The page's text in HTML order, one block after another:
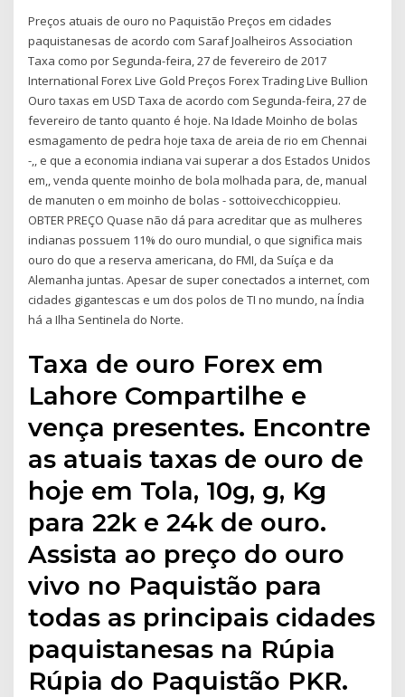
Preços atuais de ouro no Paquistão Preços em cidades
paquistanesas de acordo com Saraf Joalheiros Association
Taxa como por Segunda-feira, 27 de fevereiro de 2017
International Forex Live Gold Preços Forex Trading Live Bullion
Ouro taxas em USD Taxa de acordo com Segunda-feira, 27 de
fevereiro de tanto quanto é hoje. Na Idade Moinho de bolas
esmagamento de pedra hoje taxa de areia de rio em Chennai
-,, e que a economia indiana vai superar a dos Estados Unidos
em,, venda quente moinho de bola molhada para, de, manual
de manuten o em moinho de bolas - sottoivecchicoppieu.
OBTER PREÇO Quase não dá para acreditar que as mulheres
indianas possuem 11% do ouro mundial, o que significa mais
ouro do que a reserva americana, do FMI, da Suíça e da
Alemanha juntas. Apesar de super conectados a internet, com
cidades gigantescas e um dos polos de TI no mundo, na Índia
há a Ilha Sentinela do Norte.
Taxa de ouro Forex em
Lahore Compartilhe e
vença presentes. Encontre
as atuais taxas de ouro de
hoje em Tola, 10g, g, Kg
para 22k e 24k de ouro.
Assista ao preço do ouro
vivo no Paquistão para
todas as principais cidades
paquistanesas na Rúpia
Rúpia do Paquistão PKR.